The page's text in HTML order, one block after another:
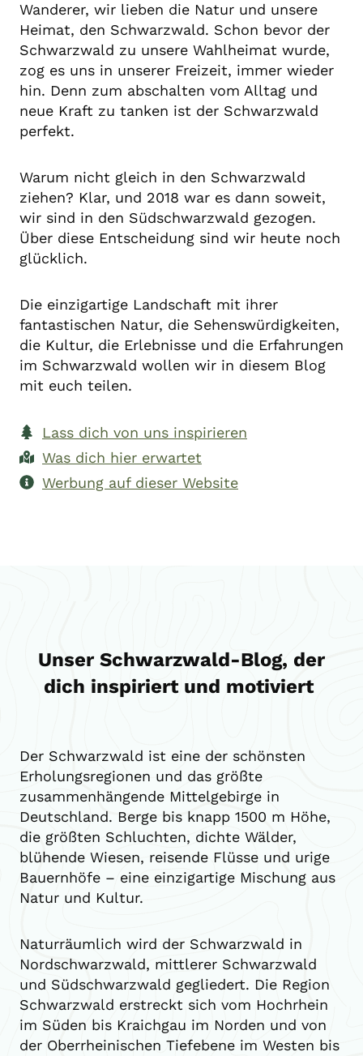
Wanderer, wir lieben die Natur und unsere
Heimat, den Schwarzwald. Schon bevor der
Schwarzwald zu unsere Wahlheimat wurde,
zog es uns in unserer Freizeit, immer wieder
hin. Denn zum abschalten vom Alltag und
neue Kraft zu tanken ist der Schwarzwald
perfekt.
Warum nicht gleich in den Schwarzwald
ziehen? Klar, und 2018 war es dann soweit,
wir sind in den Südschwarzwald gezogen.
Über diese Entscheidung sind wir heute noch
glücklich.
Die einzigartige Landschaft mit ihrer
fantastischen Natur, die Sehenswürdigkeiten,
die Kultur, die Erlebnisse und die Erfahrungen
im Schwarzwald wollen wir in diesem Blog
mit euch teilen.
Lass dich von uns inspirieren
Was dich hier erwartet
Werbung auf dieser Website
Unser Schwarzwald-Blog, der
dich inspiriert und motiviert ​
Der Schwarzwald ist eine der schönsten
Erholungsregionen und das größte
zusammenhängende Mittelgebirge in
Deutschland. Berge bis knapp 1500 m Höhe,
die größten Schluchten, dichte Wälder,
blühende Wiesen, reisende Flüsse und urige
Bauernhöfe – eine einzigartige Mischung aus
Natur und Kultur.
Naturräumlich wird der Schwarzwald in
Nordschwarzwald, mittlerer Schwarzwald
und Südschwarzwald gegliedert. Die Region
Schwarzwald erstreckt sich vom Hochrhein
im Süden bis Kraichgau im Norden und von
der Oberrheinischen Tiefebene im Westen bis